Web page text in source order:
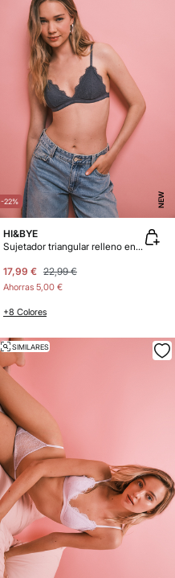
-22% NEW
HI&BYE
Sujetador triangular relleno encaje gris
17,99 € 22,99 €
Ahorras 5,00 €
+8 Colores
SIMILARES